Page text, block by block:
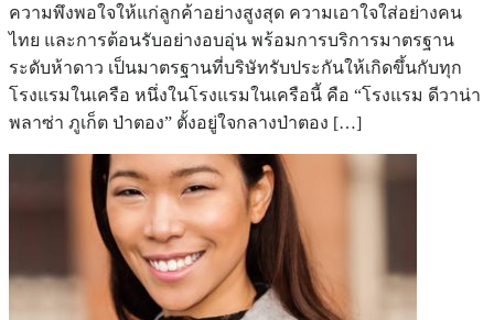
ความพึงพอใจให้แก่ลูกค้าอย่างสูงสุด ความเอาใจใส่อย่างคน
ไทย และการต้อนรับอย่างอบอุ่น พร้อมการบริการมาตรฐาน
ระดับห้าดาว เป็นมาตรฐานที่บริษัทรับประกันให้เกิดขึ้นกับทุก
โรงแรมในเครือ หนึ่งในโรงแรมในเครือนี้ คือ “โรงแรม ดีวาน่า
พลาซ่า ภูเก็ต ป่าตอง” ตั้งอยู่ใจกลางป่าตอง […]